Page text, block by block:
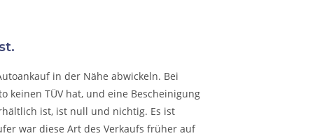
in der Nähe abwickeln. Bei
keinen TÜV hat, und eine Bescheinigung
ist, ist null und nichtig. Es ist
war diese Art des Verkaufs früher auf